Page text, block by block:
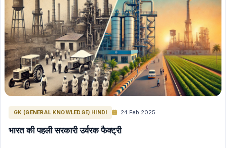
Polity Hindi
Polity English
Space (Nasa, Isro etc) Hindi
Space (Nasa, Isro etc) English
The Hindu Editorial in English
INTERNATION RELATIONS HINDI
ENERGY HINDI
ENERGY ENGLISH
GK (General Knowledge) Hindi
GK (GENERAL KNOWLEDGE) HINDI 24 Feb 2025
भारत की पहली सरकारी उर्वरक फैक्ट्री